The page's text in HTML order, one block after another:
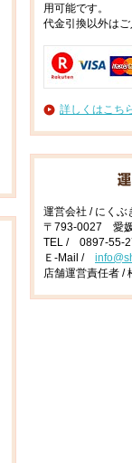
用可能です。
代金引換以外は
詳しくはこち
運営会社 / にくぶ
〒793-0027 愛
TEL / 0897-55-
Ｅ-Mail /
店舗運営責任者 /